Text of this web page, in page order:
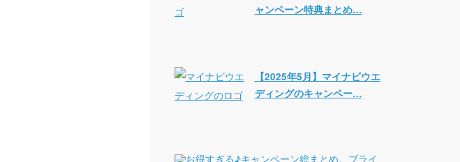
ャンペーン特典まとめ…
【2025年5月】マイナビウエ
ディングのキャンペー…